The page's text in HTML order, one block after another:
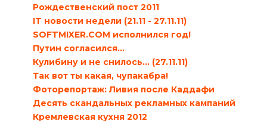
Рождественский пост 2011
IT новости недели (21.11 - 27.11.11)
SOFTMIXER.COM исполнился год!
Путин согласился…
Кулибину и не снилось… (27.11.11)
Так вот ты какая, чупакабра!
Фоторепортаж: Ливия после Каддафи
Десять скандальных рекламных кампаний
Кремлевская кухня 2012